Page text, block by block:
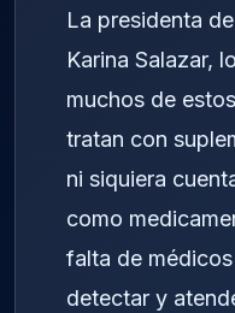
La presidenta
Karina Salazar,
muchos de
tratan con
ni siquiera
como
falta de
detectar y